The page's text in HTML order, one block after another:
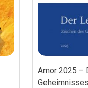
Amor 2025 –